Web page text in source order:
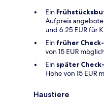
Ein
Aufpreis
und 6.25 EUR für
Ein früher
von 15 EUR
Ein später
Höhe von 15 EUR
Haustiere